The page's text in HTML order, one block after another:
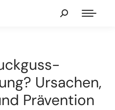
Ursachen,
Prävention